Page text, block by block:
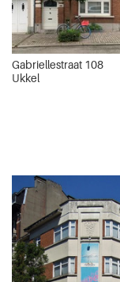
Gabriellestraat 108
Ukkel